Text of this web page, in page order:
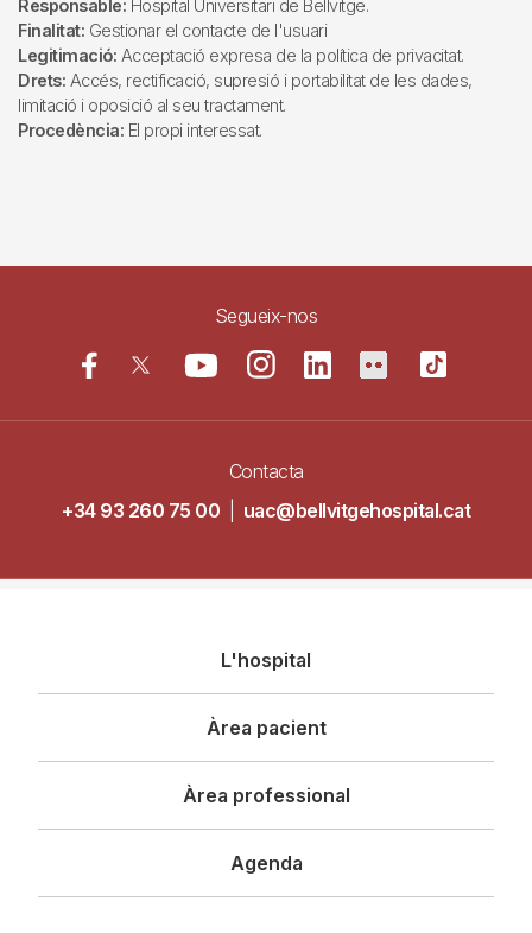
Responsable: Hospital Universitari de Bellvitge.
Finalitat: Gestionar el contacte de l'usuari
Legitimació: Acceptació expresa de la política de privacitat.
Drets: Accés, rectificació, supresió i portabilitat de les dades,
limitació i oposició al seu tractament.
Procedència: El propi interessat.
Segueix-nos
Contacta
+34 93 260 75 00
uac@bellvitgehospital.cat
principal
L'hospital
Àrea pacient
Àrea professional
Agenda